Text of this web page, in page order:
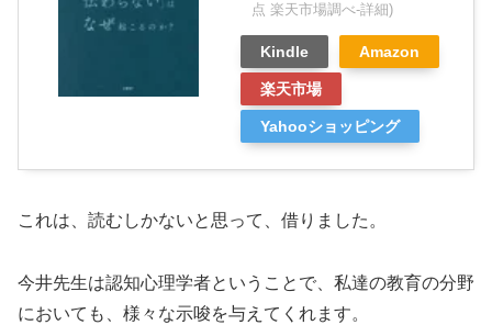
点 楽天市場調べ-詳細)
Kindle Amazon
楽天市場
Yahooショッピング
これは、読むしかないと思って、借りました。
今井先生は認知心理学者ということで、私達の教育の分野
においても、様々な示唆を与えてくれます。